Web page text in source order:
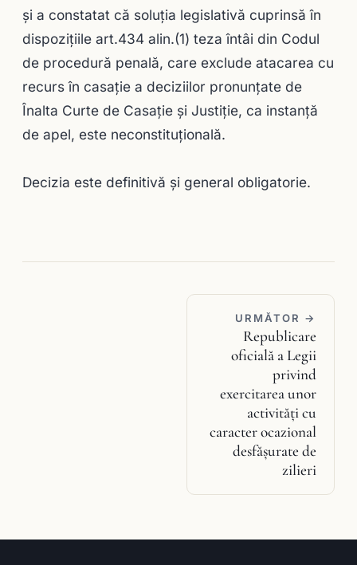
şi a constatat că soluţia legislativă cuprinsă în
dispoziţiile art.434 alin.(1) teza întâi din Codul
de procedură penală, care exclude atacarea cu
recurs în casație a deciziilor pronunțate de
Înalta Curte de Casație și Justiție, ca instanță
de apel, este neconstituțională.
Decizia este definitivă și general obligatorie.
URMĂTOR →
Republicare
oficială a Legii
privind
exercitarea unor
activităţi cu
caracter ocazional
desfăşurate de
zilieri